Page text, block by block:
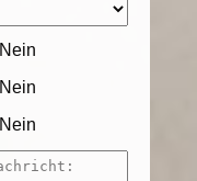
Nein
Nein
Nein